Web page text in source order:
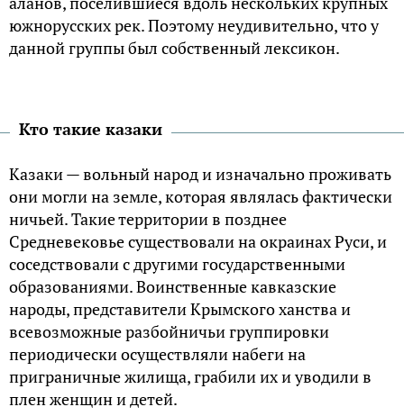
южнорусских рек. Поэтому неудивительно, что у
данной группы был собственный лексикон.
Кто такие казаки
Казаки — вольный народ и изначально проживать
они могли на земле, которая являлась фактически
ничьей. Такие территории в позднее
Средневековье существовали на окраинах Руси, и
соседствовали с другими государственными
образованиями. Воинственные кавказские
народы, представители Крымского ханства и
всевозможные разбойничьи группировки
периодически осуществляли набеги на
приграничные жилища, грабили их и уводили в
плен женщин и детей.